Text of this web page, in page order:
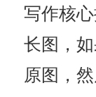
写作核
长图，
原图，